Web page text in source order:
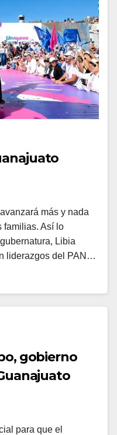
más y nada
familias. Así lo
Libia
liderazgos del PAN…
gobierno
para que el